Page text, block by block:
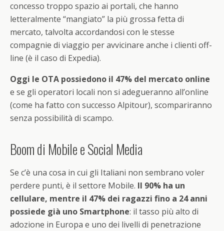
concesso troppo spazio ai portali, che hanno
letteralmente “mangiato” la più grossa fetta di
mercato, talvolta accordandosi con le stesse
compagnie di viaggio per avvicinare anche i clienti off-
line (è il caso di Expedia).
Oggi le OTA possiedono il 47% del mercato online
e se gli operatori locali non si adegueranno all’online
(come ha fatto con successo Alpitour), scompariranno
senza possibilità di scampo.
Boom di Mobile e Social Media
Se c’è una cosa in cui gli Italiani non sembrano voler
perdere punti, è il settore Mobile. Il 90% ha un
cellulare, mentre il 47% dei ragazzi fino a 24 anni
possiede già uno Smartphone: il tasso più alto di
adozione in Europa e uno dei livelli di penetrazione